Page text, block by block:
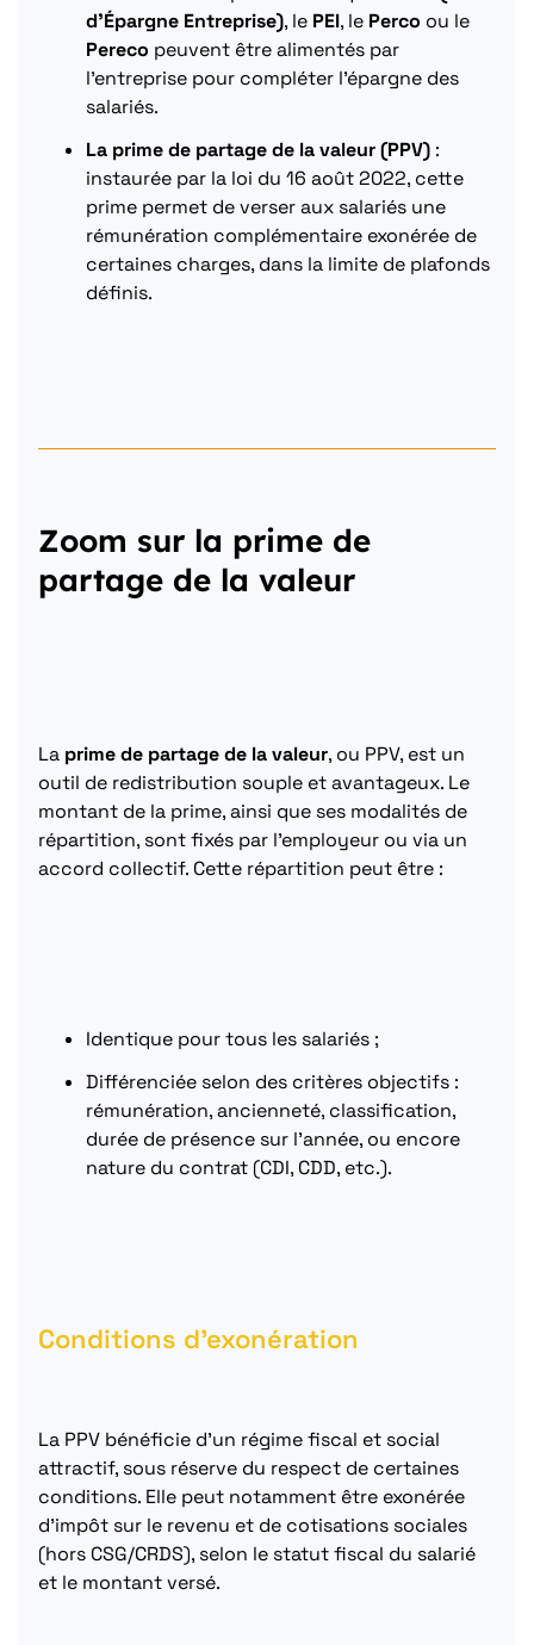
d’Épargne Entreprise), le PEI, le Perco ou le
Pereco peuvent être alimentés par
l’entreprise pour compléter l’épargne des
salariés.
La prime de partage de la valeur (PPV) :
instaurée par la loi du 16 août 2022, cette
prime permet de verser aux salariés une
rémunération complémentaire exonérée de
certaines charges, dans la limite de plafonds
définis.
Zoom sur la prime de
partage de la valeur
La prime de partage de la valeur, ou PPV, est un
outil de redistribution souple et avantageux. Le
montant de la prime, ainsi que ses modalités de
répartition, sont fixés par l’employeur ou via un
accord collectif. Cette répartition peut être :
Identique pour tous les salariés ;
Différenciée selon des critères objectifs :
rémunération, ancienneté, classification,
durée de présence sur l’année, ou encore
nature du contrat (CDI, CDD, etc.).
Conditions d’exonération
La PPV bénéficie d’un régime fiscal et social
attractif, sous réserve du respect de certaines
conditions. Elle peut notamment être exonérée
d’impôt sur le revenu et de cotisations sociales
(hors CSG/CRDS), selon le statut fiscal du salarié
et le montant versé.